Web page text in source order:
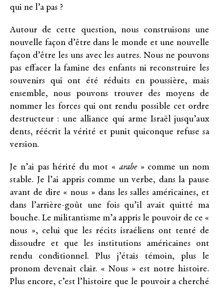
qui ne l’a pas ?
Autour de cette question, nous construisons une
nouvelle façon d’être dans le monde et une nouvelle
façon d’être les uns avec les autres. Nous ne pouvons
pas effacer la famine des enfants ni reconstruire les
souvenirs qui ont été réduits en poussière, mais
ensemble, nous pouvons trouver des moyens de
nommer les forces qui ont rendu possible cet ordre
destructeur : une alliance qui arme Israël jusqu’aux
dents, réécrit la vérité et punit quiconque refuse sa
version.
Je n’ai pas hérité du mot « arabe» comme un nom
stable. Je l’ai appris comme un verbe, dans la pause
avant de dire « nous » dans les salles américaines, et
dans l’arrière-goût une fois qu’il avait quitté ma
bouche. Le militantisme m’a appris le pouvoir de ce «
nous », celui que les récits israéliens ont tenté de
dissoudre et que les institutions américaines ont
rendu conditionnel. Plus j’étais témoin, plus le
pronom devenait clair. « Nous » est notre histoire.
Plus encore, c’est l’histoire que le pouvoir a cherché